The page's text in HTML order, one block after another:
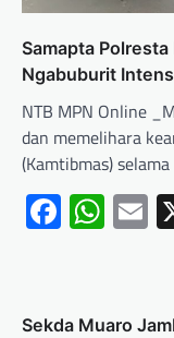
Samapta
Ngabuburit
NTB MPN Online
dan memelihara
(Kamtibmas)
Sekda Muaro